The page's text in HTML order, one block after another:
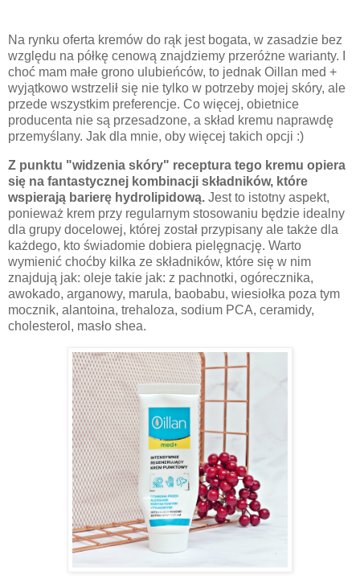
Na rynku oferta kremów do rąk jest bogata, w zasadzie bez
względu na półkę cenową znajdziemy przeróżne warianty. I
choć mam małe grono ulubieńców, to jednak Oillan med +
wyjątkowo wstrzelił się nie tylko w potrzeby mojej skóry, ale
przede wszystkim preferencje. Co więcej, obietnice
producenta nie są przesadzone, a skład kremu naprawdę
przemyślany. Jak dla mnie, oby więcej takich opcji :)
Z punktu "widzenia skóry" receptura tego kremu opiera
się na fantastycznej kombinacji składników, które
wspierają barierę hydrolipidową. Jest to istotny aspekt,
ponieważ krem przy regularnym stosowaniu będzie idealny
dla grupy docelowej, której został przypisany ale także dla
każdego, kto świadomie dobiera pielęgnację. Warto
wymienić choćby kilka ze składników, które się w nim
znajdują jak: oleje takie jak: z pachnotki, ogórecznika,
awokado, arganowy, marula, baobabu, wiesiołka poza tym
mocznik, alantoina, trehaloza, sodium PCA, ceramidy,
cholesterol, masło shea.